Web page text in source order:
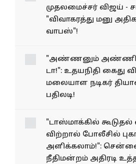
விஜய் -
என் உயிர்
நக்கல்
"டாஸ்மாக்கில் கூடுதல்
விற்றால் போலீசில்